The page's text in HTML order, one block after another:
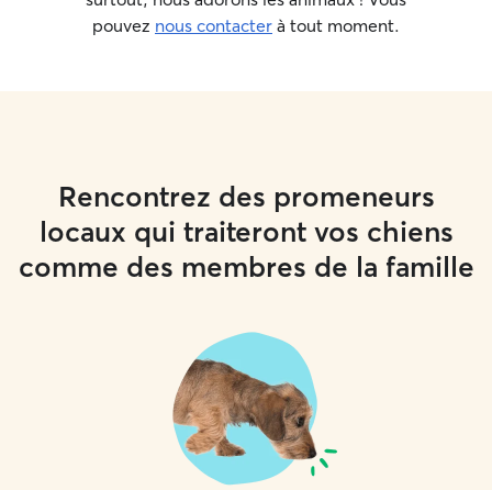
pouvez nous contacter à tout moment.
Rencontrez des promeneurs
locaux qui traiteront vos chiens
comme des membres de la famille